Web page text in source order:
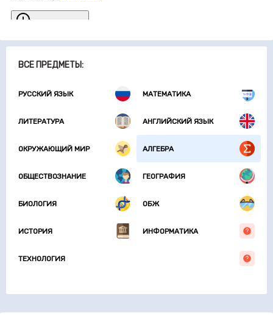
ВСЕ ПРЕДМЕТЫ:
РУССКИЙ ЯЗЫК МАТЕМАТИКА
ЛИТЕРАТУРА АНГЛИЙСКИЙ ЯЗЫК
ОКРУЖАЮЩИЙ МИР АЛГЕБРА
ОБЩЕСТВОЗНАНИЕ ГЕОГРАФИЯ
БИОЛОГИЯ ОБЖ
ИСТОРИЯ ИНФОРМАТИКА
ТЕХНОЛОГИЯ